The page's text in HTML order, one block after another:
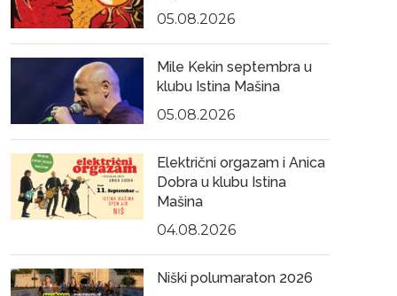
05.08.2026
Mile Kekin septembra u
klubu Istina Mašina
05.08.2026
Električni orgazam i Anica
Dobra u klubu Istina
Mašina
04.08.2026
Niški polumaraton 2026